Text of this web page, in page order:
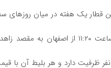
يك هفته در ميان روزهاي